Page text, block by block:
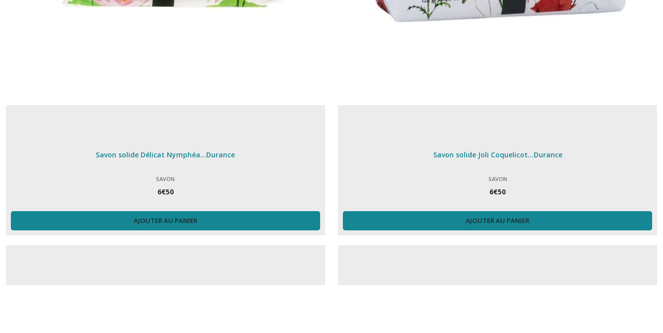
Savon solide Délicat Nymphéa...Durance
SAVON
6€50
AJOUTER AU PANIER
Savon solide Joli Coquelicot...Durance
SAVON
6€50
AJOUTER AU PANIER